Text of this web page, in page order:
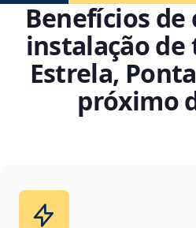
Benefícios
instalação
Estrela,
próximo